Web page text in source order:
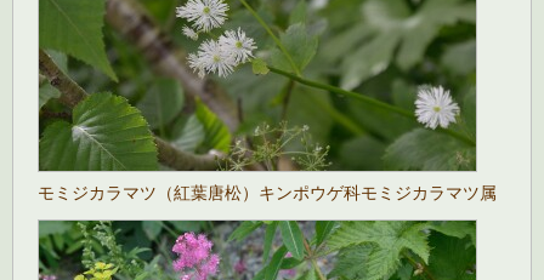
モミジカラマツ（紅葉唐松）キンポウゲ科モミジカラマツ属